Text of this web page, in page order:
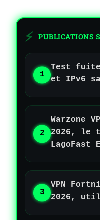
PUBLICATIONS
Test fuite
et IPv6
Warzone
2026, le
LagoFast
VPN
2026,